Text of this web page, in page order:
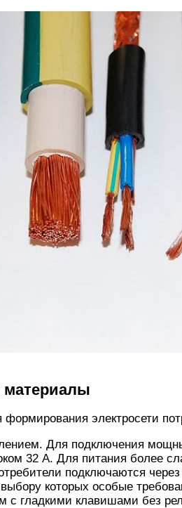
материалы
электросети
Для подключения
32 А. Для питания более
подключаются
которых особые
с гладкими клавишами без